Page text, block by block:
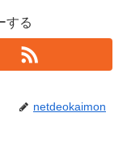
する
netdeokaimon